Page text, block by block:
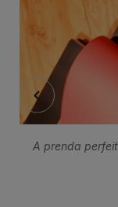
A prenda